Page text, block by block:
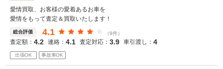
愛情買取、お客様の愛着あるお車を
愛情をもって査定＆買取いたします！
総合評価 4.1 （9件）
査定額： 4.2 連絡： 4.1 査定対応： 3.9 車引渡し： 4
出張OK 事故車OK